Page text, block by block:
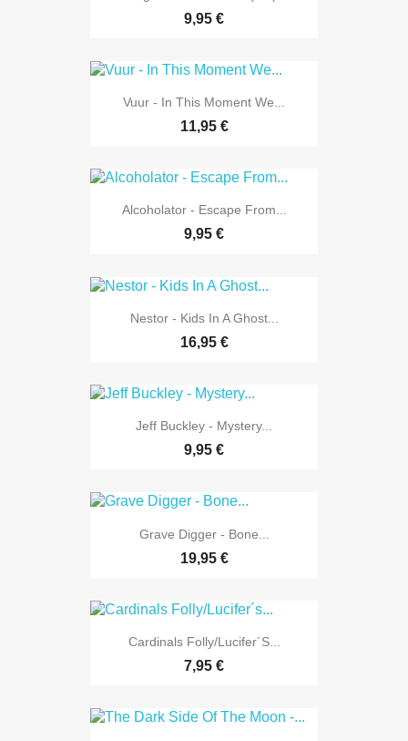
9,95 €
Vuur - In This Moment We...
11,95 €
Alcoholator - Escape From...
9,95 €
Nestor - Kids In A Ghost...
16,95 €
Jeff Buckley - Mystery...
9,95 €
Grave Digger - Bone...
19,95 €
Cardinals Folly/Lucifer´s...
7,95 €